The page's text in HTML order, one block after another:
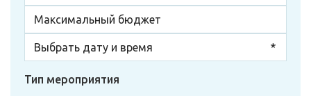
Тип мероприятия